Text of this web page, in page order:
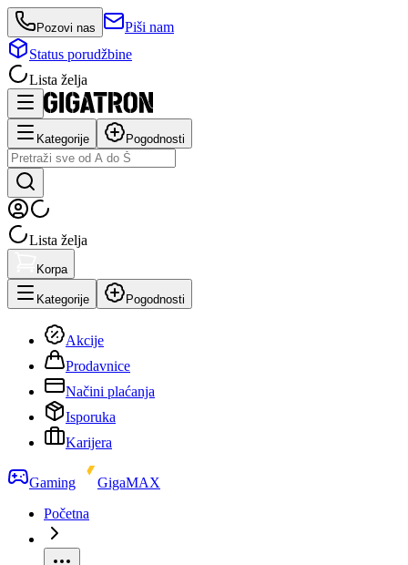
Pozovi nas
Piši nam
Status porudžbine
Lista želja
Kategorije Pogodnosti
Lista želja
Korpa
Kategorije Pogodnosti
Akcije
Prodavnice
Načini plaćanja
Isporuka
Karijera
Gaming
GigaMAX
Početna